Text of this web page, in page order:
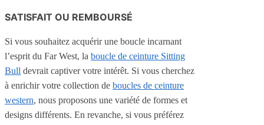
SATISFAIT OU REMBOURSÉ
Si vous souhaitez acquérir une boucle incarnant
l’esprit du Far West, la boucle de ceinture Sitting
Bull devrait captiver votre intérêt. Si vous cherchez
à enrichir votre collection de boucles de ceinture
western, nous proposons une variété de formes et
designs différents. En revanche, si vous préférez